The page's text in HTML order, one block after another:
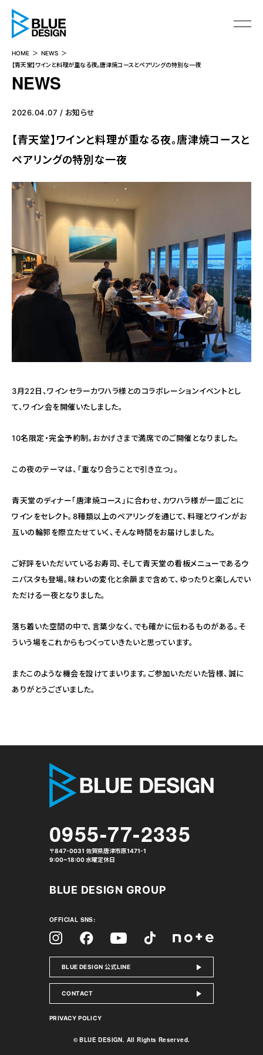
HOME
NEWS
【青天堂】ワインと料理が重なる夜。唐津焼コースとペアリングの特別な一夜
NEWS
2026.04.07 / お知らせ
【青天堂】ワインと料理が重なる夜。唐津焼コースと
ペアリングの特別な一夜
3月22日、ワインセラーカワハラ様とのコラボレーションイベントとし
て、ワイン会を開催いたしました。
10名限定・完全予約制。おかげさまで満席でのご開催となりました。
この夜のテーマは、「重なり合うことで引き立つ」。
青天堂のディナー「唐津焼コース」に合わせ、カワハラ様が一皿ごとに
ワインをセレクト。8種類以上のペアリングを通じて、料理とワインがお
互いの輪郭を際立たせていく、そんな時間をお届けしました。
ご好評をいただいているお寿司、そして青天堂の看板メニューであるウ
ニパスタも登場。味わいの変化と余韻まで含めて、ゆったりと楽しんでい
ただける一夜となりました。
落ち着いた空間の中で、言葉少なく、でも確かに伝わるものがある。そ
ういう場をこれからもつくっていきたいと思っています。
またこのような機会を設けてまいります。ご参加いただいた皆様、誠に
ありがとうございました。
0955-77-2335
〒847-0031 佐賀県唐津市原1471-1
9:00~18:00 水曜定休日
BLUE DESIGN GROUP
OFFICIAL SNS:
InstagramFacebookYouTubeTiktok
BLUE DESIGN 公式LINE
CONTACT
PRIVACY POLICY
© BLUE DESIGN. All Rights Reserved.